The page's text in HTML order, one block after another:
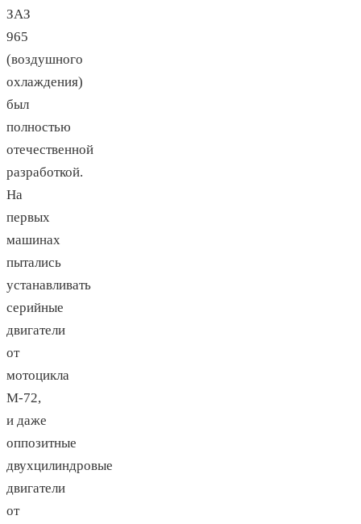
ЗАЗ
965
(воздушного
охлаждения)
был
полностью
отечественной
разработкой.
На
первых
машинах
пытались
устанавливать
серийные
двигатели
от
мотоцикла
М-72,
и даже
оппозитные
двухцилиндровые
двигатели
от